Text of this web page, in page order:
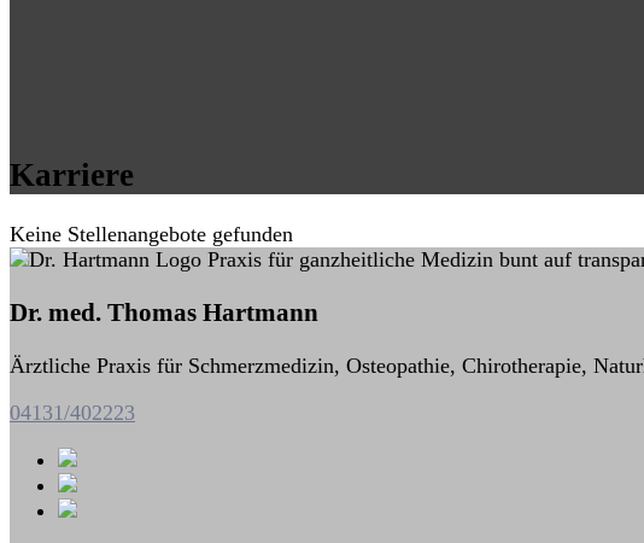
Karriere
Keine Stellenangebote gefunden
Dr. med. Thomas Hartmann
Ärztliche Praxis für Schmerzmedizin, Osteopathie, Chirotherapie,
04131/402223